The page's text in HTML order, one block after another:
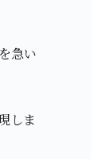
急い
しま